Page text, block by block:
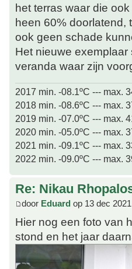
het terras waar die
heen 60% doorlatend,
ook geen schade
Het nieuwe
veranda waar zijn
2017 min. -08.1ºC --- max.
2018 min. -08.6ºC --- max.
2019 min. -07.0ºC --- max.
2020 min. -05.0ºC --- max.
2021 min. -09.1ºC --- max.
2022 min. -09.0ºC --- max.
Re: Nikau
door Eduard op 13 dec
Hier nog een foto van
stond en het jaar